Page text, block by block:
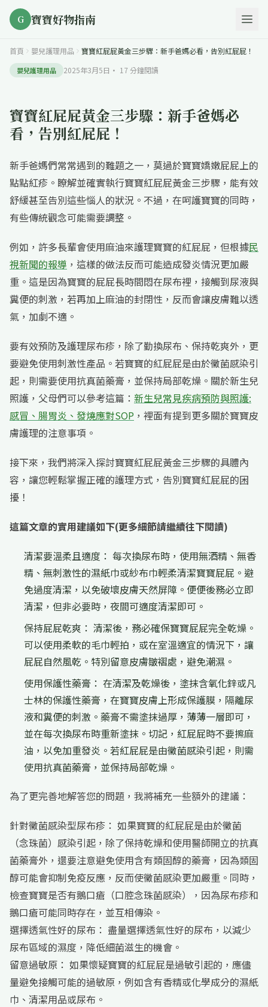
G 寶寶好物指南
首頁 嬰兒護理用品 寶寶紅屁屁黃金三步驟：新手爸媽必看，告別紅屁屁！
嬰兒護理用品 2025年3月5日 · 17 分鐘閱讀
寶寶紅屁屁黃金三步驟：新手爸媽必
看，告別紅屁屁！
新手爸媽們常常遇到的難題之一，莫過於寶寶嬌嫩屁屁上的
點點紅疹。瞭解並確實執行寶寶紅屁屁黃金三步驟，能有效
舒緩甚至告別這些惱人的狀況。不過，在呵護寶寶的同時，
有些傳統觀念可能需要調整。
例如，許多長輩會使用麻油來護理寶寶的紅屁屁，但根據民
視新聞的報導 ，這樣的做法反而可能造成發炎情況更加嚴
重。這是因為寶寶的屁屁長時間悶在尿布裡，接觸到尿液與
糞便的刺激，若再加上麻油的封閉性，反而會讓皮膚難以透
氣，加劇不適。
要有效預防及護理尿布疹，除了勤換尿布、保持乾爽外，更
要避免使用刺激性產品。若寶寶的紅屁屁是由於黴菌感染引
起，則需要使用抗真菌藥膏，並保持局部乾燥。關於新生兒
照護，父母們可以參考這篇： 新生兒常見疾病預防與照護:
感冒、腸胃炎、發燒應對SOP ，裡面有提到更多關於寶寶皮
膚護理的注意事項。
接下來，我們將深入探討寶寶紅屁屁黃金三步驟的具體內
容，讓您輕鬆掌握正確的護理方式，告別寶寶紅屁屁的困
擾！
這篇文章的實用建議如下(更多細節請繼續往下閱讀)
清潔要溫柔且適度： 每次換尿布時，使用無酒精、無香
精、無刺激性的濕紙巾或紗布巾輕柔清潔寶寶屁屁。避
免過度清潔，以免破壞皮膚天然屏障。便便後務必立即
清潔，但非必要時，夜間可適度清潔即可。
保持屁屁乾爽： 清潔後，務必確保寶寶屁屁完全乾燥。
可以使用柔軟的毛巾輕拍，或在室溫適宜的情況下，讓
屁屁自然風乾。特別留意皮膚皺褶處，避免潮濕。
使用保護性藥膏： 在清潔及乾燥後，塗抹含氧化鋅或凡
士林的保護性藥膏，在寶寶皮膚上形成保護膜，隔離尿
液和糞便的刺激。藥膏不需塗抹過厚，薄薄一層即可，
並在每次換尿布時重新塗抹。切記，紅屁屁時不要擦麻
油，以免加重發炎。若紅屁屁是由黴菌感染引起，則需
使用抗真菌藥膏，並保持局部乾燥。
為了更完善地解答您的問題，我將補充一些額外的建議：
針對黴菌感染型尿布疹： 如果寶寶的紅屁屁是由於黴菌
（念珠菌）感染引起，除了保持乾燥和使用醫師開立的抗真
菌藥膏外，還要注意避免使用含有類固醇的藥膏，因為類固
醇可能會抑制免疫反應，反而使黴菌感染更加嚴重。同時，
檢查寶寶是否有鵝口瘡（口腔念珠菌感染），因為尿布疹和
鵝口瘡可能同時存在，並互相傳染。
選擇透氣性好的尿布： 盡量選擇透氣性好的尿布，以減少
尿布區域的濕度，降低細菌滋生的機會。
留意過敏原： 如果懷疑寶寶的紅屁屁是過敏引起的，應儘
量避免接觸可能的過敏原，例如含有香精或化學成分的濕紙
巾、清潔用品或尿布。